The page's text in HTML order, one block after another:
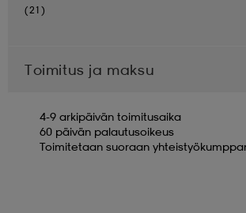
(21)
Toimitus ja maksu
4-9 arkipäivän toimitusaika
60 päivän palautusoikeus
Toimitetaan suoraan